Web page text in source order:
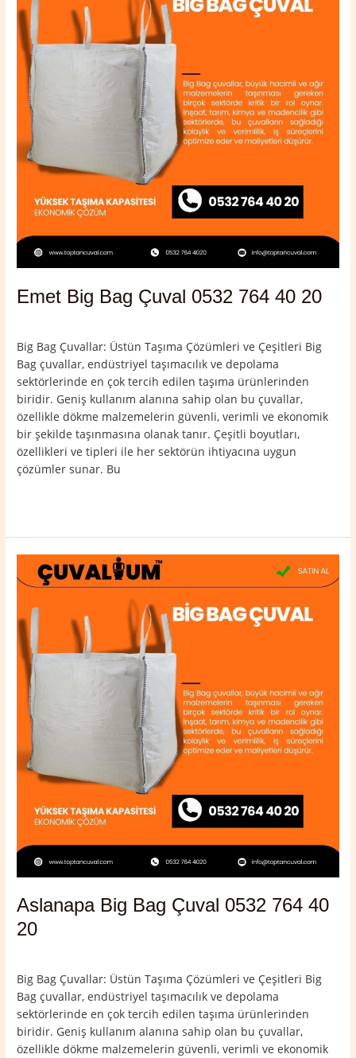
Emet Big Bag Çuval 0532 764 40 20
Big Bag Çuvallar: Üstün Taşıma Çözümleri ve Çeşitleri Big
Bag çuvallar, endüstriyel taşımacılık ve depolama
sektörlerinde en çok tercih edilen taşıma ürünlerinden
biridir. Geniş kullanım alanına sahip olan bu çuvallar,
özellikle dökme malzemelerin güvenli, verimli ve ekonomik
bir şekilde taşınmasına olanak tanır. Çeşitli boyutları,
özellikleri ve tipleri ile her sektörün ihtiyacına uygun
çözümler sunar. Bu
Çuval
0532
764
40
20
Aslanapa Big Bag Çuval 0532 764 40
20
Big Bag Çuvallar: Üstün Taşıma Çözümleri ve Çeşitleri Big
Bag çuvallar, endüstriyel taşımacılık ve depolama
sektörlerinde en çok tercih edilen taşıma ürünlerinden
biridir. Geniş kullanım alanına sahip olan bu çuvallar,
özellikle dökme malzemelerin güvenli, verimli ve ekonomik
Aslanapa
Big
Çuval
0532
764
40
20